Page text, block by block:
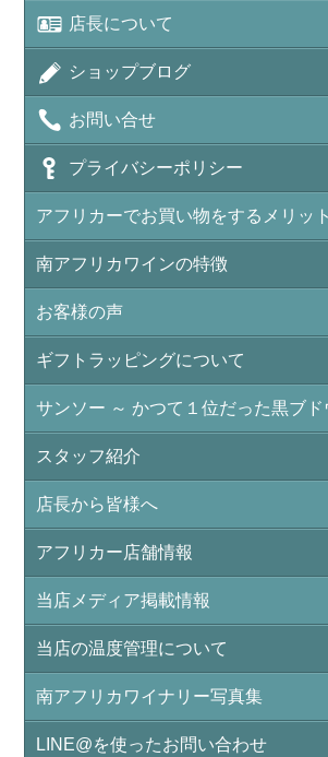
店長について
ショップブログ
お問い合せ
プライバシーポリシー
アフリカーでお買い物をするメリッ
南アフリカワインの特徴
お客様の声
ギフトラッピングについて
サンソー ～ かつて１位だった黒ブド
スタッフ紹介
店長から皆様へ
アフリカー店舗情報
当店メディア掲載情報
当店の温度管理について
南アフリカワイナリー写真集
LINE@を使ったお問い合わせ